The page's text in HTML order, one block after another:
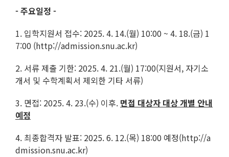
-주요일정 -
1. 입학지원서 접수: 2025. 4. 14.(월) 10:00 ~ 4. 18.(금) 1
7:00 (http://admission.snu.ac.kr)
2. 서류 제출 기한: 2025. 4. 21.(월) 17:00(지원서, 자기소
개서 및 수학계획서 제외한 기타 서류)
3. 면접: 2025. 4. 23.(수) 이후. 면접 대상자 대상 개별 안내
예정
4. 최종합격자 발표: 2025. 6. 12.(목) 18:00 예정(http://a
dmission.snu.ac.kr)